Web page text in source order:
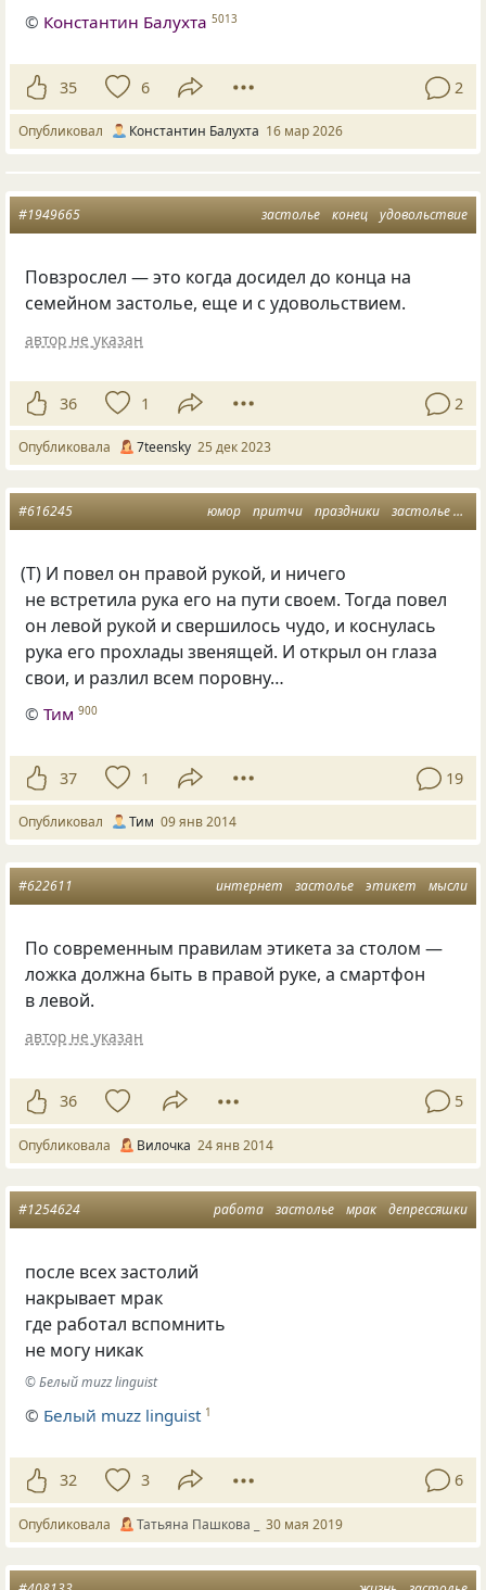
© Константин Балухта 5013
35 6 2
Опубликовал Константин Балухта 16 мар 2026
застолье конец удовольствие
#1949665
Повзрослел — это когда досидел до конца на
семейном застолье, еще и с удовольствием.
автор не указан
36 1 2
Опубликовала 7teensky 25 дек 2023
юмор притчи праздники застолье
#616245
(Т) И повел он правой рукой, и ничего
не встретила рука его на пути своем. Тогда повел
он левой рукой и свершилось чудо, и коснулась
рука его прохлады звенящей. И открыл он глаза
свои, и разлил всем поровну…
©Тим 900
37 1 19
Опубликовал Тим 09 янв 2014
интернет застолье этикет мысли
#622611
По современным правилам этикета за столом —
ложка должна быть в правой руке, а смартфон
в левой.
автор не указан
36 5
Опубликовала Вилочка 24 янв 2014
работа застолье мрак депрессяшки
#1254624
после всех застолий
накрывает мрак
где работал вспомнить
не могу никак
© Белый muzz linguist
© Белый muzz linguist 1
32 3 6
Опубликовала Татьяна Пашкова _ 30 мая 2019